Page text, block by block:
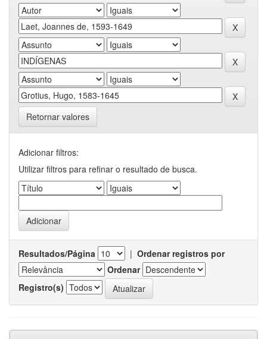
Retornar valores
Adicionar filtros:
Utilizar filtros para refinar o resultado de busca.
Resultados/Página | Ordenar registros por
Ordenar
Registro(s)